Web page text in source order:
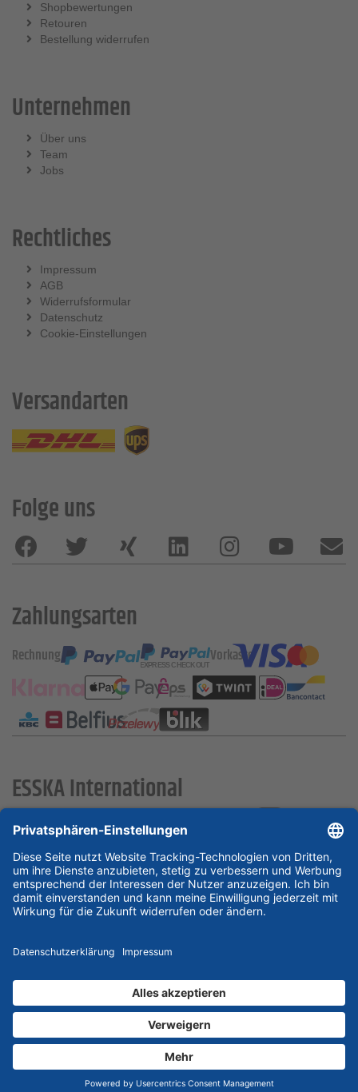
Shopbewertungen
Retouren
Bestellung widerrufen
Unternehmen
Über uns
Team
Jobs
Rechtliches
Impressum
AGB
Widerrufsformular
Datenschutz
Cookie-Einstellungen
Versandarten
Folge uns
Zahlungsarten
Rechnung Vorkasse
ESSKA International
© 2026 ESSKA.de GmbH. Alle Rechte vorbehalten.